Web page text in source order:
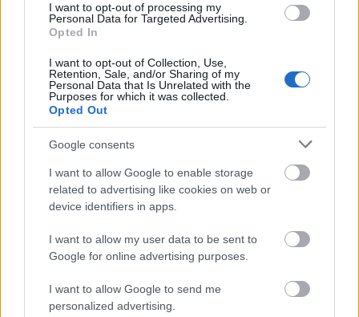
I want to opt-out of processing my
Personal Data for Targeted Advertising.
Opted In
I want to opt-out of Collection, Use,
Retention, Sale, and/or Sharing of my
Personal Data that Is Unrelated with the
Purposes for which it was collected.
Opted Out
Google consents
I want to allow Google to enable storage
related to advertising like cookies on web or
device identifiers in apps.
I want to allow my user data to be sent to
Google for online advertising purposes.
I want to allow Google to send me
personalized advertising.
Το κράτος του Ισραήλδεν σέβεται καμία διάταξη
και σύμβαση για τα ανθρώπινα δικαιωμάτα
κυβερνήσεις που έχουν εμπορικές σχέσεις μαζί του
δεν μπορούν να κωφεύουν: καμιά συνεργασία με
το Ισραήλ.
αποστολές αλληλεγγύης
είναι μία αναγκαία
συνθήκη: δεκάδες κοινωνικοί φορείς και πολίτες
της Γάζας έχουν χαιρετίσει την προσπαθεία τους.
Ενημερώσαμε τους συντρόφους μας για αυτό και
είδαμε τη συγκίνηση τους.
Η αποστολή αυτή ανέδειξε εκ νέου ότι η Γάζα και ο
παλαιστινιακός αγώνας αποτελούν την